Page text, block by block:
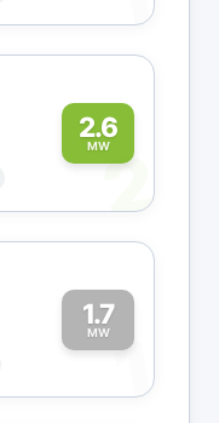
2.6
MW
2
1.7
MW1